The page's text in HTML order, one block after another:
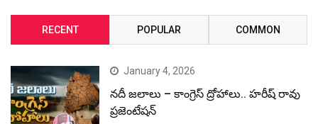
RECENT POPULAR COMMON
January 4, 2026
నదీ జలాలు – కాంగ్రెస్ ద్రోహాలు.. హరీష్ రావు
ప్రజెంటేషన్